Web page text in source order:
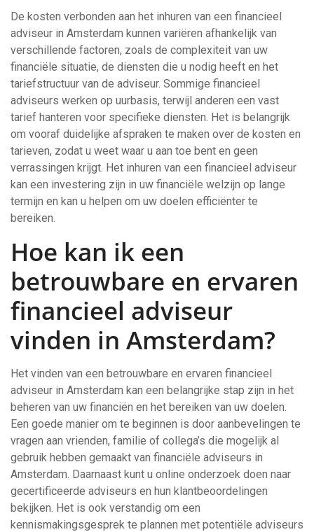
De kosten verbonden aan het inhuren van een financieel
adviseur in Amsterdam kunnen variëren afhankelijk van
verschillende factoren, zoals de complexiteit van uw
financiële situatie, de diensten die u nodig heeft en het
tariefstructuur van de adviseur. Sommige financieel
adviseurs werken op uurbasis, terwijl anderen een vast
tarief hanteren voor specifieke diensten. Het is belangrijk
om vooraf duidelijke afspraken te maken over de kosten en
tarieven, zodat u weet waar u aan toe bent en geen
verrassingen krijgt. Het inhuren van een financieel adviseur
kan een investering zijn in uw financiële welzijn op lange
termijn en kan u helpen om uw doelen efficiënter te
bereiken.
Hoe kan ik een
betrouwbare en ervaren
financieel adviseur
vinden in Amsterdam?
Het vinden van een betrouwbare en ervaren financieel
adviseur in Amsterdam kan een belangrijke stap zijn in het
beheren van uw financiën en het bereiken van uw doelen.
Een goede manier om te beginnen is door aanbevelingen te
vragen aan vrienden, familie of collega’s die mogelijk al
gebruik hebben gemaakt van financiële adviseurs in
Amsterdam. Daarnaast kunt u online onderzoek doen naar
gecertificeerde adviseurs en hun klantbeoordelingen
bekijken. Het is ook verstandig om een
kennismakingsgesprek te plannen met potentiële adviseurs